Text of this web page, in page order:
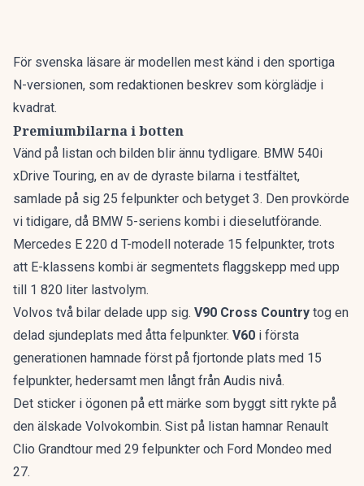
För svenska läsare är modellen mest känd i den sportiga
N-versionen, som redaktionen beskrev som körglädje i
kvadrat.
Premiumbilarna i botten
Vänd på listan och bilden blir ännu tydligare. BMW 540i
xDrive Touring, en av de dyraste bilarna i testfältet,
samlade på sig 25 felpunkter och betyget 3. Den provkörde
vi tidigare, då BMW 5-seriens kombi i dieselutförande.
Mercedes E 220 d T-modell noterade 15 felpunkter, trots
att E-klassens kombi är segmentets flaggskepp med upp
till 1 820 liter lastvolym.
Volvos två bilar delade upp sig. V90 Cross Country tog en
delad sjundeplats med åtta felpunkter. V60 i första
generationen hamnade först på fjortonde plats med 15
felpunkter, hedersamt men långt från Audis nivå.
Det sticker i ögonen på ett märke som byggt sitt rykte på
den älskade Volvokombin. Sist på listan hamnar Renault
Clio Grandtour med 29 felpunkter och Ford Mondeo med
27.